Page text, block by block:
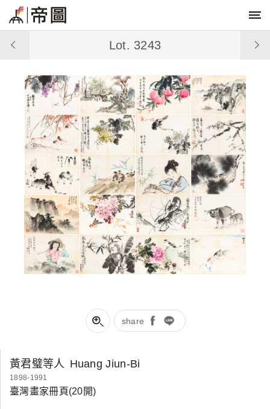
share
Lot. 3243
黃君璧等人 Huang Jiun-Bi
1898-1991
臺灣畫家冊頁(20開)